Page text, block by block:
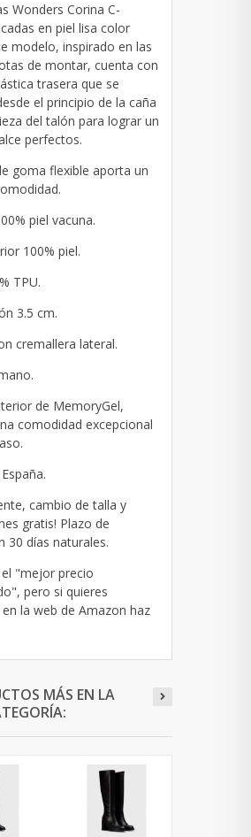
Wonders Corina C-
en piel lisa color
modelo, inspirado en las
de montar, cuenta con
trasera que se
el principio de la caña
del talón para lograr un
perfectos.
goma flexible aporta un
piel vacuna.
100% piel.
TPU.
3.5 cm.
cremallera lateral.
de MemoryGel,
comodidad excepcional
cambio de talla y
gratis! Plazo de
30 días naturales.
"mejor precio
pero si quieres
la web de Amazon haz
MÁS EN LA